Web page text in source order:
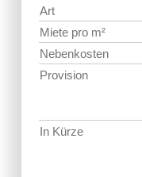
Art
Miete pro m²
Nebenkosten
Provision
In Kürze